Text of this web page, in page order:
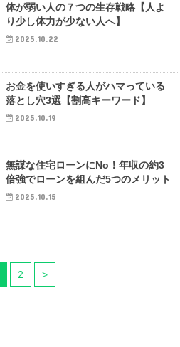
体が弱い人の７つの生存戦略【人よ
り少し体力が少ない人へ】
2025.10.22
お金を使いすぎる人がハマっている
落とし穴3選【割高キーワード】
2025.10.19
無謀な住宅ローンにNo！年収の約3
倍強でローンを組んだ5つのメリット
2025.10.15
2 >